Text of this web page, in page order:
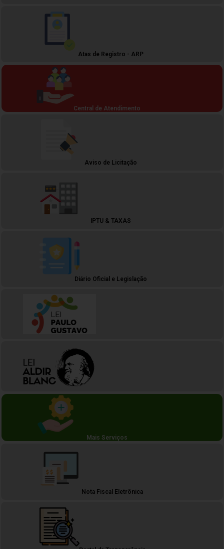
Atas de Registro - ARP
Central de Atendimento
Aviso de Licitação
IPTU & TAXAS
Diário Oficial e Legislação
Mais Serviços
Nota Fiscal Eletrônica